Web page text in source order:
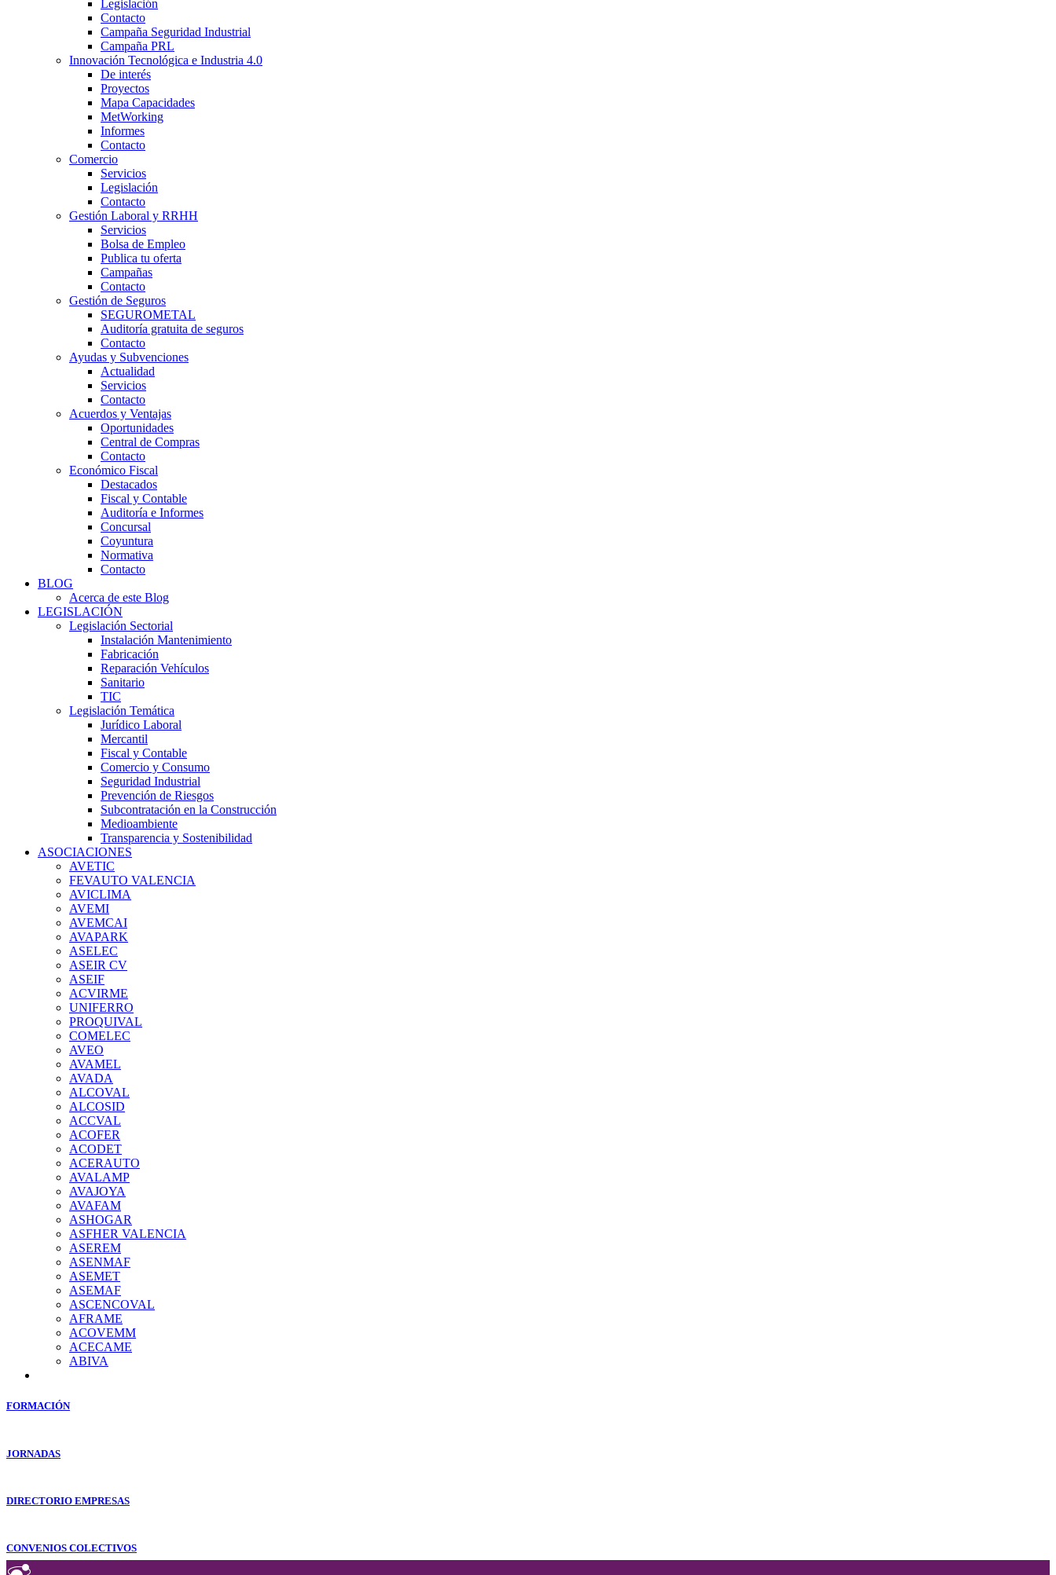
Legislación
Contacto
Campaña Seguridad Industrial
Campaña PRL
Innovación Tecnológica e Industria 4.0
De interés
Proyectos
Mapa Capacidades
MetWorking
Informes
Contacto
Comercio
Servicios
Legislación
Contacto
Gestión Laboral y RRHH
Servicios
Bolsa de Empleo
Publica tu oferta
Campañas
Contacto
Gestión de Seguros
SEGUROMETAL
Auditoría gratuita de seguros
Contacto
Ayudas y Subvenciones
Actualidad
Servicios
Contacto
Acuerdos y Ventajas
Oportunidades
Central de Compras
Contacto
Económico Fiscal
Destacados
Fiscal y Contable
Auditoría e Informes
Concursal
Coyuntura
Normativa
Contacto
BLOG
Acerca de este Blog
LEGISLACIÓN
Legislación Sectorial
Instalación Mantenimiento
Fabricación
Reparación Vehículos
Sanitario
TIC
Legislación Temática
Jurídico Laboral
Mercantil
Fiscal y Contable
Comercio y Consumo
Seguridad Industrial
Prevención de Riesgos
Subcontratación en la Construcción
Medioambiente
Transparencia y Sostenibilidad
ASOCIACIONES
AVETIC
FEVAUTO VALENCIA
AVICLIMA
AVEMI
AVEMCAI
AVAPARK
ASELEC
ASEIR CV
ASEIF
ACVIRME
UNIFERRO
PROQUIVAL
COMELEC
AVEO
AVAMEL
AVADA
ALCOVAL
ALCOSID
ACCVAL
ACOFER
ACODET
ACERAUTO
AVALAMP
AVAJOYA
AVAFAM
ASHOGAR
ASFHER VALENCIA
ASEREM
ASENMAF
ASEMET
ASEMAF
ASCENCOVAL
AFRAME
ACOVEMM
ACECAME
ABIVA
FORMACIÓN
JORNADAS
DIRECTORIO EMPRESAS
CONVENIOS COLECTIVOS